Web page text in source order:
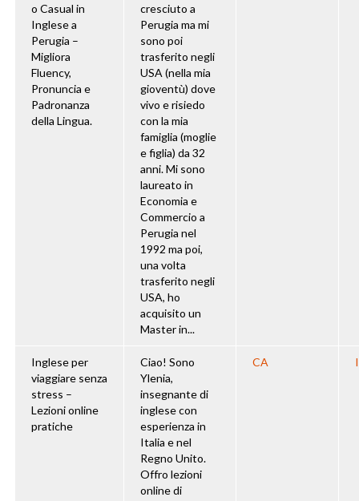
o Casual in
Inglese a
Perugia –
Migliora
Fluency,
Pronuncia e
Padronanza
della Lingua.
cresciuto a
Perugia ma mi
sono poi
trasferito negli
USA (nella mia
gioventù) dove
vivo e risiedo
con la mia
famiglia (moglie
e figlia) da 32
anni. Mi sono
laureato in
Economia e
Commercio a
Perugia nel
1992 ma poi,
una volta
trasferito negli
USA, ho
acquisito un
Master in...
Inglese per
viaggiare senza
stress –
Lezioni online
pratiche
Ciao! Sono
Ylenia,
insegnante di
inglese con
esperienza in
Italia e nel
Regno Unito.
Offro lezioni
online di
CA